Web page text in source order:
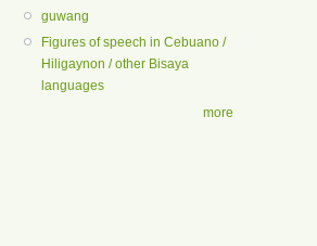
guwang
Figures of speech in Cebuano /
Hiligaynon / other Bisaya
languages
more